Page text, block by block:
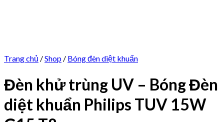
Trang chủ /Shop / Bóng đèn diệt khuẩn
Đèn khử trùng UV – Bóng Đèn
diệt khuẩn Philips TUV 15W